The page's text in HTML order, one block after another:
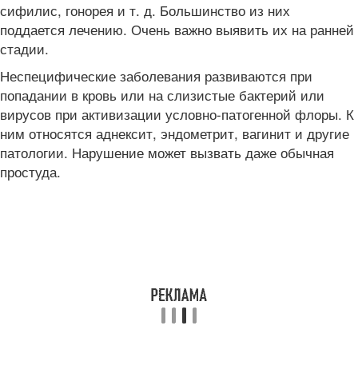
сифилис, гонорея и т. д. Большинство из них
поддается лечению. Очень важно выявить их на ранней
стадии.
Неспецифические заболевания развиваются при
попадании в кровь или на слизистые бактерий или
вирусов при активизации условно-патогенной флоры. К
ним относятся аднексит, эндометрит, вагинит и другие
патологии. Нарушение может вызвать даже обычная
простуда.